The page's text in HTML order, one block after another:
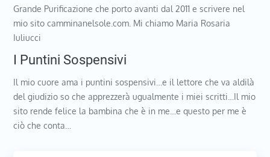
Grande Purificazione che porto avanti dal 2011 e scrivere nel
mio sito camminanelsole.com. Mi chiamo Maria Rosaria
Iuliucci
I Puntini Sospensivi
Il mio cuore ama i puntini sospensivi…e il lettore che va aldilà
del giudizio so che apprezzerà ugualmente i miei scritti…Il mio
sito rende felice la bambina che è in me…e questo per me è
ciò che conta…